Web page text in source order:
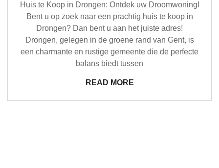
Huis te Koop in Drongen: Ontdek uw Droomwoning!
Bent u op zoek naar een prachtig huis te koop in
Drongen? Dan bent u aan het juiste adres!
Drongen, gelegen in de groene rand van Gent, is
een charmante en rustige gemeente die de perfecte
balans biedt tussen
READ MORE